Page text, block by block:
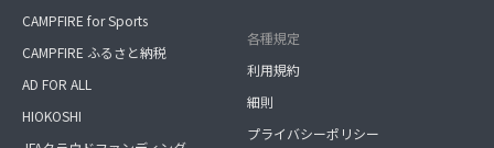
CAMPFIRE for Sports
CAMPFIRE ふるさと納税
AD FOR ALL
HIOKOSHI
各種規定
利用規約
細則
プライバシーポリシー